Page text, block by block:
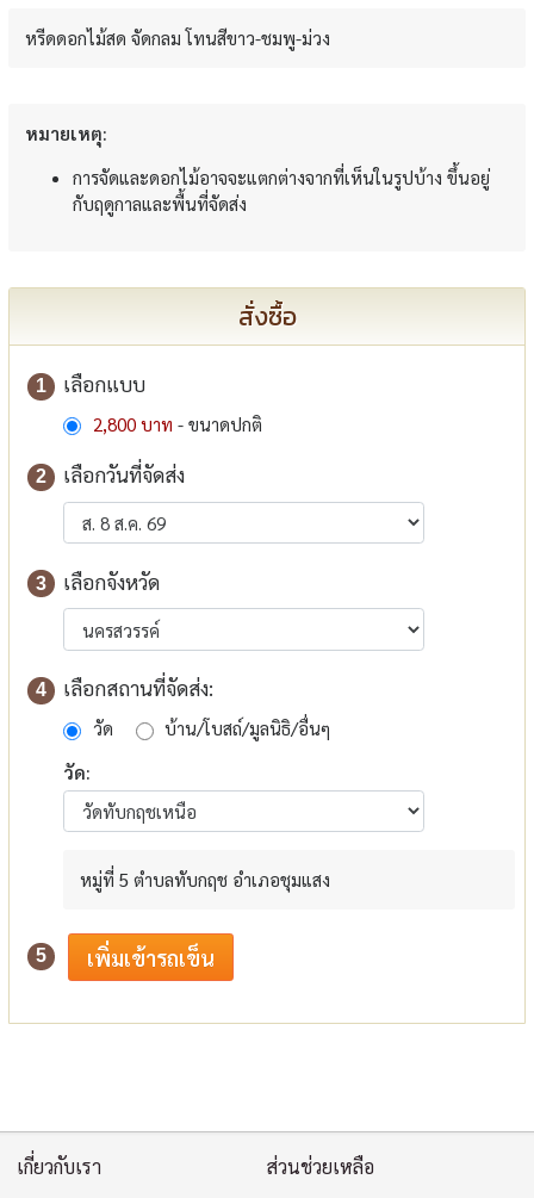
หรีดดอกไม้สด จัดกลม โทนสีขาว-ชมพู-ม่วง
หมายเหตุ:
การจัดและดอกไม้อาจจะแตกต่างจากที่เห็นในรูปบ้าง ขึ้นอยู่
กับฤดูกาลและพื้นที่จัดส่ง
สั่งซื้อ
1 เลือกแบบ
2,800 บาท - ขนาดปกติ
2 เลือกวันที่จัดส่ง
3 เลือกจังหวัด
4 เลือกสถานที่จัดส่ง:
วัด
บ้าน/โบสถ์/มูลนิธิ/อื่นๆ
วัด:
หมู่ที่ 5 ตำบลทับกฤช อำเภอชุมแสง
5
เกี่ยวกับเรา ส่วนช่วยเหลือ